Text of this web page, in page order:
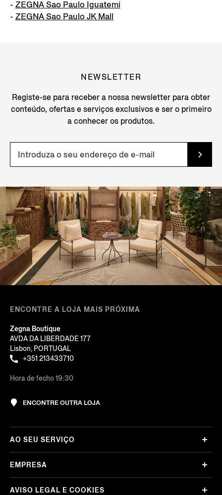
- ZEGNA Sao Paulo Iguatemi
- ZEGNA Sao Paulo JK Mall
NEWSLETTER
Registe-se para receber a nossa newsletter para obter
conteúdo, ofertas e serviços exclusivos e ser o primeiro
a conhecer os produtos.
ENCONTRE A LOJA MAIS PRÓXIMA
Zegna Boutique
AVDA DA LIBERDADE 177
Lisbon, PORTUGAL
+351 213433710
Hora de fecho 19:30
ENCONTRE OUTRA LOJA
AO SEU SERVIÇO
EMPRESA
AVISO LEGAL E COOKIES